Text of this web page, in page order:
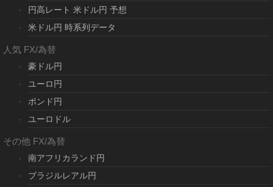
円高レート 米ドル円 予想
米ドル円 時系列データ
人気 FX/為替
豪ドル円
ユーロ円
ポンド円
ユーロドル
その他 FX/為替
南アフリカランド円
ブラジルレアル円